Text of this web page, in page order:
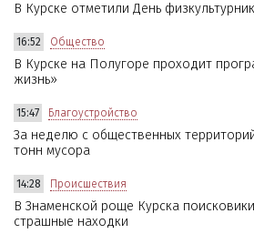
В Курске отметили День
16:52 Общество
В Курске на Полугоре проходит
жизнь»
15:47 Благоустройство
За неделю с общественных
тонн мусора
14:28 Происшествия
В Знаменской роще Курска
страшные находки